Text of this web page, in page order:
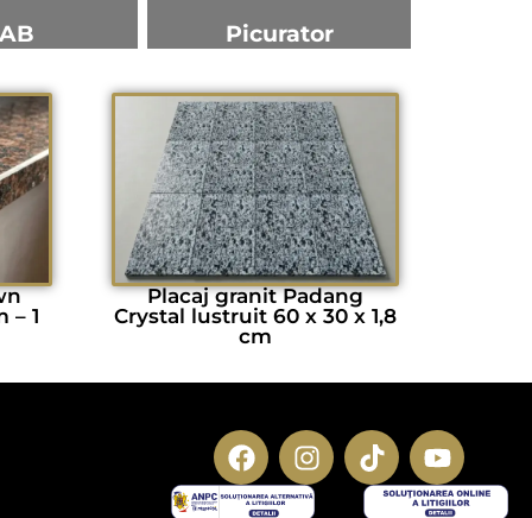
Picurator
– 1
Placaj granit Padang
Crystal lustruit 60 x 30 x 1,8
cm